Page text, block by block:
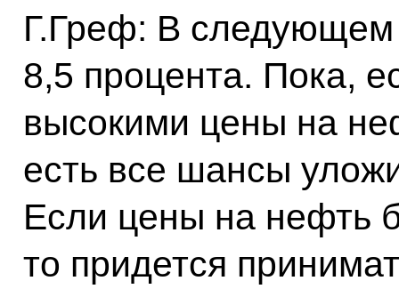
Г.Греф: В следующем
8,5 процента. Пока,
высокими цены на
есть все шансы
Если цены на нефть
то придется